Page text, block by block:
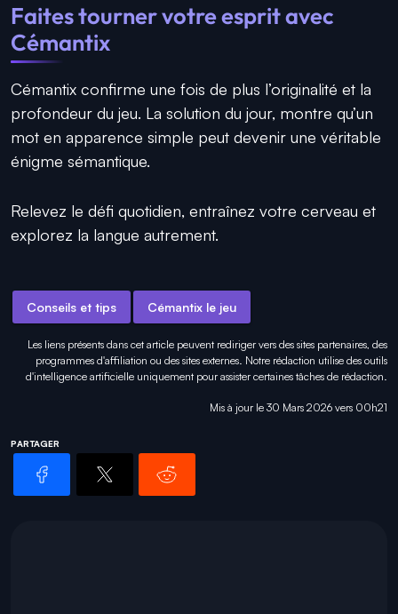
Faites tourner votre esprit avec
Cémantix
Cémantix confirme une fois de plus l’originalité et la
profondeur du jeu. La solution du jour, montre qu’un
mot en apparence simple peut devenir une véritable
énigme sémantique.
Relevez le défi quotidien, entraînez votre cerveau et
explorez la langue autrement.
Conseils et tips Cémantix le jeu
Les liens présents dans cet article peuvent rediriger vers des sites partenaires, des
programmes d'affiliation ou des sites externes. Notre rédaction utilise des outils
d'intelligence artificielle uniquement pourassister certaines tâches de rédaction.
Mis à jour le 30 Mars 2026 vers 00h21
PARTAGER